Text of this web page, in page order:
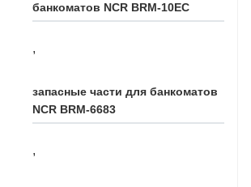
банкоматов NCR BRM-10EC
,
запасные части для банкоматов
NCR BRM-6683
,